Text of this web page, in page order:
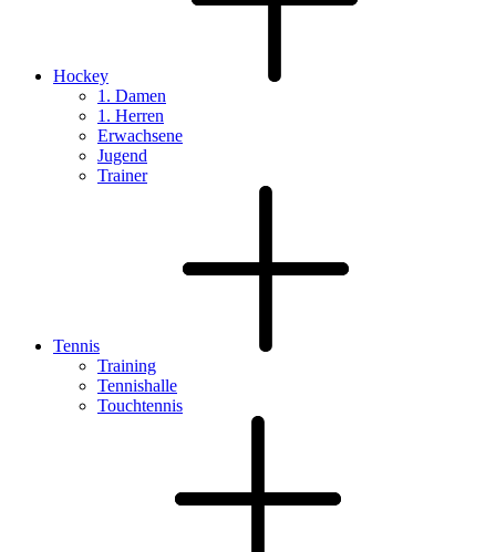
Hockey
1. Damen
1. Herren
Erwachsene
Jugend
Trainer
Tennis
Training
Tennishalle
Touchtennis